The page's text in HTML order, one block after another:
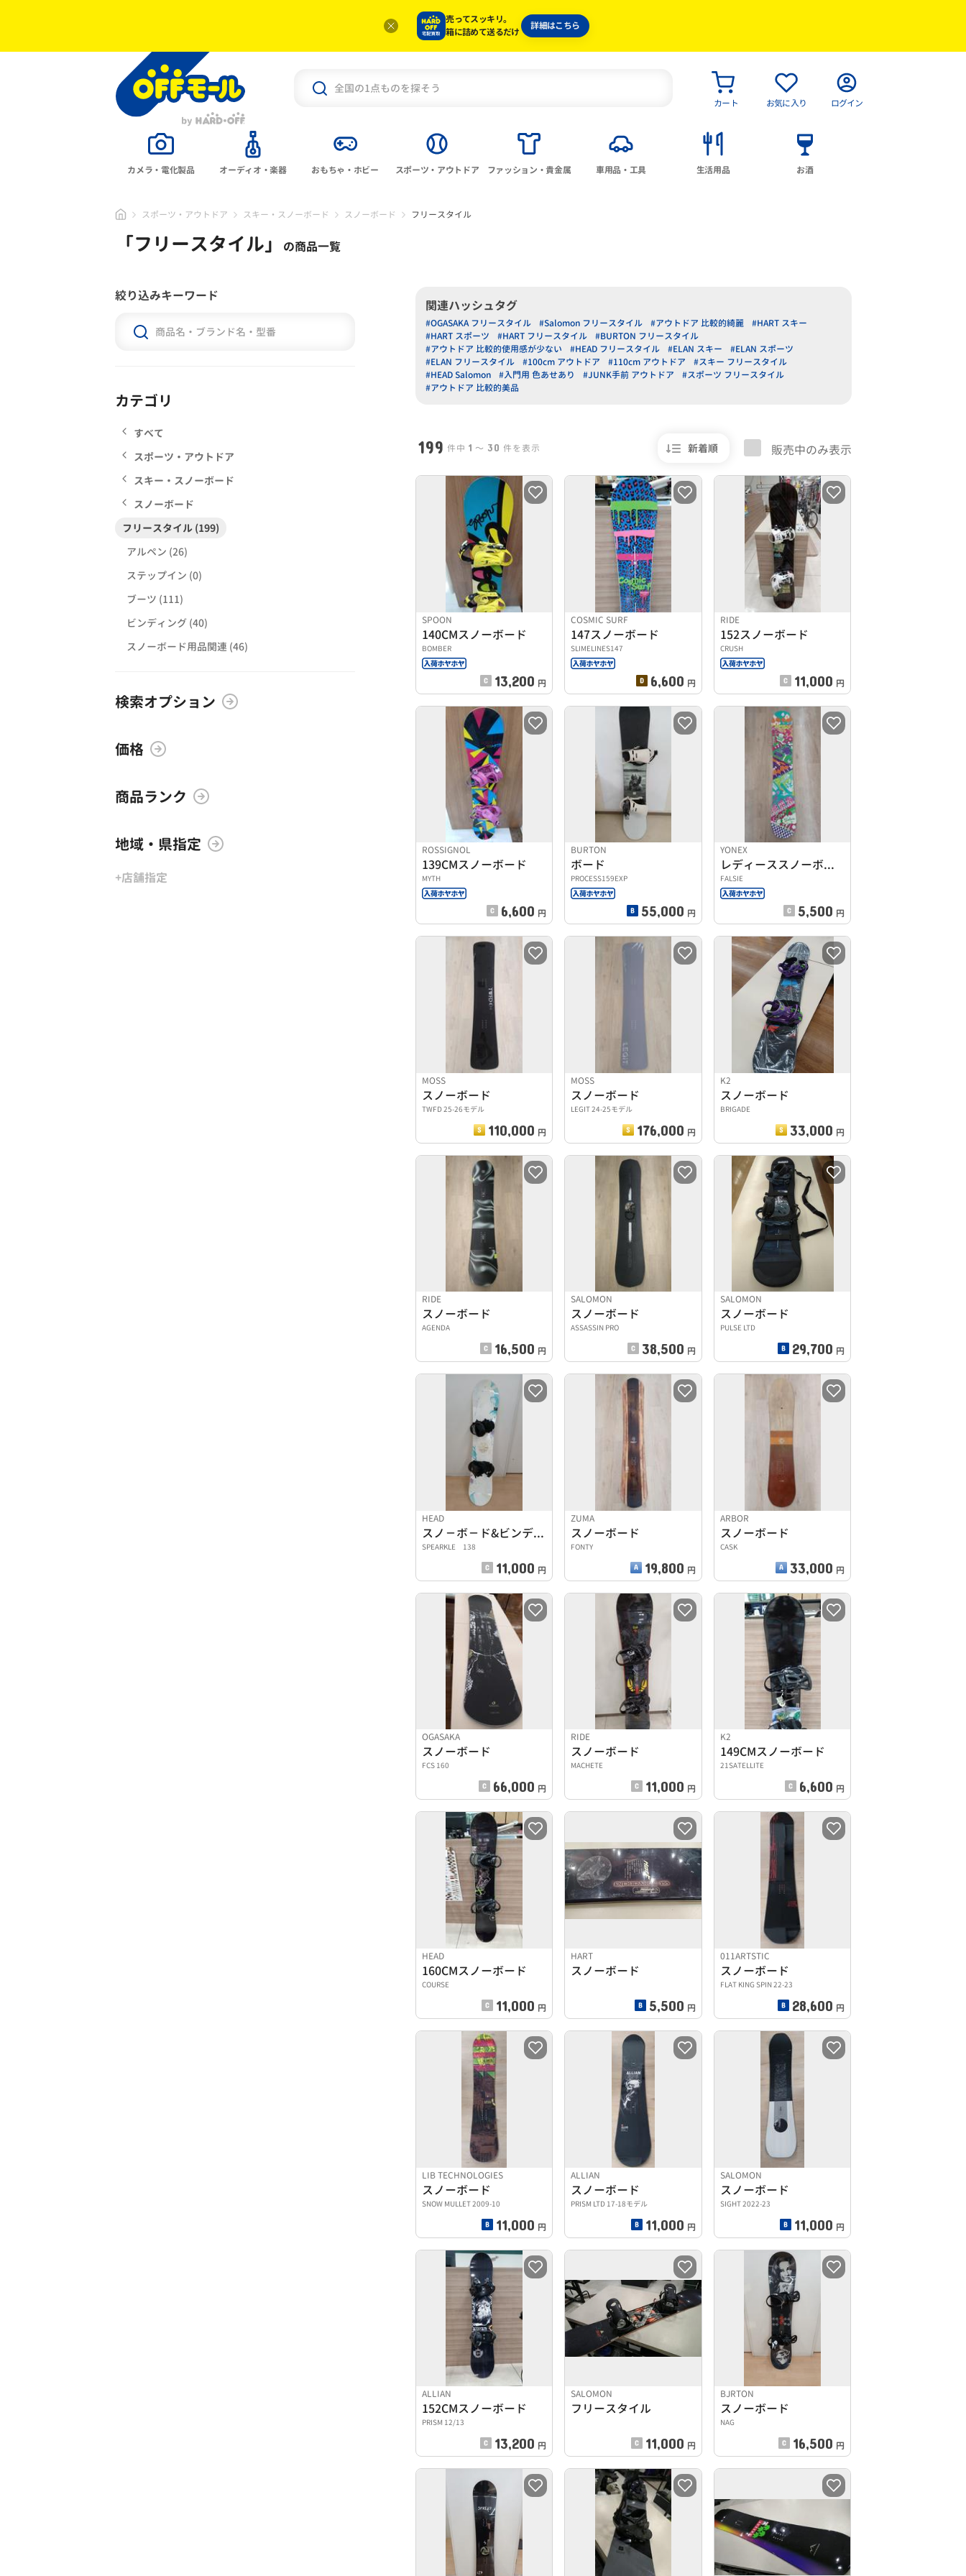
売ってスッキリ。
箱に詰めて送るだけ
詳細はこちら
カート お気に入り ログイン
カメラ・電化製品 オーディオ・楽器 おもちゃ・ホビー スポーツ・アウトドア ファッション・貴金属 車用品・工具 生活用品 お酒
スポーツ・アウトドア スキー・スノーボード スノーボード フリースタイル
「フリースタイル」 の商品一覧
絞り込みキーワード
カテゴリ
すべて
スポーツ・アウトドア
スキー・スノーボード
スノーボード
フリースタイル (199)
アルペン (26)
ステップイン (0)
ブーツ (111)
ビンディング (40)
スノーボード用品関連 (46)
検索オプション
価格
商品ランク
地域・県指定
+店舗指定
関連ハッシュタグ
#OGASAKA フリースタイル #Salomon フリースタイル #アウトドア 比較的綺麗
#HART スキー
#HART スポーツ
#HART フリースタイル
#BURTON フリースタイル
#アウトドア 比較的使用感が少ない
#HEAD フリースタイル #ELAN スキー
#ELAN スポーツ
#ELAN フリースタイル
#100cm アウトドア #110cm アウトドア
#スキー フリースタイル
#HEAD Salomon
#入門用 色あせあり #JUNK手前 アウトドア
#スポーツ フリースタイル
#アウトドア 比較的美品
199 件中 1 〜 30 件を表示 新着順 販売中のみ表示
SPOON
140CMスノーボード
BOMBER
13,200 円
COSMIC SURF
147スノーボード
SLIMELINES147
6,600 円
RIDE
152スノーボード
CRUSH
11,000 円
ROSSIGNOL
139CMスノーボード
MYTH
6,600 円
BURTON
ボード
PROCESS159EXP
55,000 円
YONEX
レディーススノーボード
FALSIE
5,500 円
MOSS
スノーボード
TWFD 25-26モデル
110,000 円
MOSS
スノーボード
LEGIT 24-25モデル
176,000 円
K2
スノーボード
BRIGADE
33,000 円
RIDE
スノーボード
AGENDA
16,500 円
SALOMON
スノーボード
ASSASSIN PRO
38,500 円
SALOMON
スノーボード
PULSE LTD
29,700 円
HEAD
スノ－ボ－ド&ビンディングセット
SPEARKLE 138
11,000 円
ZUMA
スノーボード
FONTY
19,800 円
ARBOR
スノーボード
CASK
33,000 円
OGASAKA
スノーボード
FCS 160
66,000 円
RIDE
スノーボード
MACHETE
11,000 円
K2
149CMスノーボード
21SATELLITE
6,600 円
HEAD
160CMスノーボード
COURSE
11,000 円
HART
スノーボード
5,500 円
011ARTSTIC
スノーボード
FLAT KING SPIN 22-23
28,600 円
LIB TECHNOLOGIES
スノーボード
SNOW MULLET 2009-10
11,000 円
ALLIAN
スノーボード
PRISM LTD 17-18モデル
11,000 円
SALOMON
スノーボード
SIGHT 2022-23
11,000 円
ALLIAN
152CMスノーボード
PRISM 12/13
13,200 円
SALOMON
フリースタイル
11,000 円
BJRTON
スノーボード
NAG
16,500 円